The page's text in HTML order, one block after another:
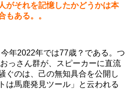
それを記憶したかどうかは本
もある。。
年2022年では77歳？である。つ
っさん群が、スピーカーに直流
ぐのは、己の無知具合を公開し
は馬鹿発見ツール」と云われる